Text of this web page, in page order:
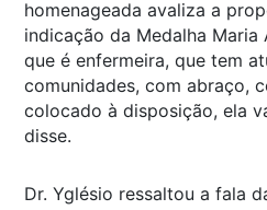
homenageada avaliza a
indicação da Medalha Maria
que é enfermeira, que tem
comunidades, com abraço,
colocado à disposição, ela
disse.
Dr. Yglésio ressaltou a fala